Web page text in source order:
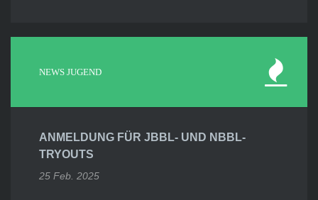
NEWS JUGEND
ANMELDUNG FÜR JBBL- UND NBBL-
TRYOUTS
25 Feb. 2025